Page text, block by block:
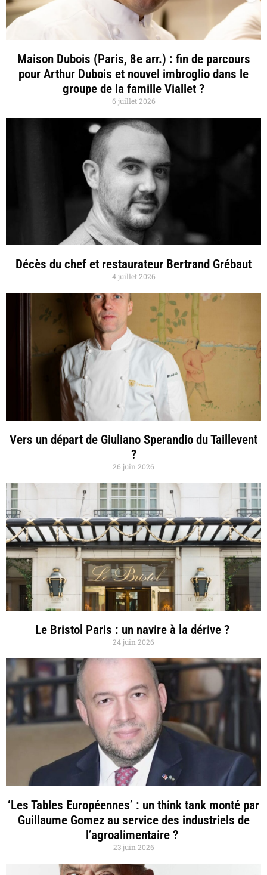
Maison Dubois (Paris, 8e arr.) : fin de parcours
pour Arthur Dubois et nouvel imbroglio dans le
groupe de la famille Viallet ?
6 juillet 2026
Décès du chef et restaurateur Bertrand Grébaut
4 juillet 2026
Vers un départ de Giuliano Sperandio du Taillevent
?
26 juin 2026
Le Bristol Paris : un navire à la dérive ?
24 juin 2026
‘Les Tables Européennes’ : un think tank monté par
Guillaume Gomez au service des industriels de
l’agroalimentaire ?
23 juin 2026